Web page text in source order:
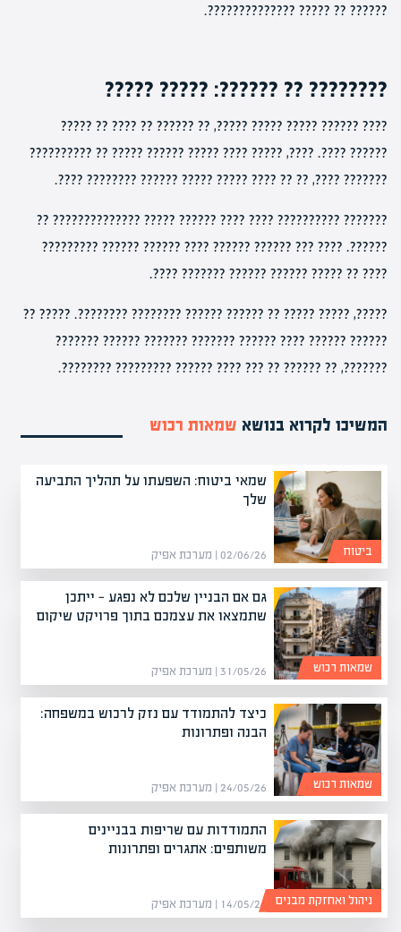
?????? ?? ????? ??????????????.
???????? ?? ??????: ????? ?????
???? ?????? ????? ????? ?????, ?? ?????? ?? ???? ?? ?????
?????? ????. ????, ????? ???? ????? ?????? ????? ?? ??????????
??????? ????, ?? ?? ???? ????? ????? ?????? ???????? ????.
??????? ?????????? ???? ???? ?????? ????? ?????????????? ??
??????. ???? ??? ?????? ?????? ???? ?????? ?????? ?????????
???? ?? ????? ?????? ?????? ??????? ????.
?????, ????? ????? ?? ?????? ?????? ???????? ????????. ????? ??
?????? ?????? ???? ?????? ??????? ??????? ?????? ???????
???????, ?? ?????? ?? ??? ???? ?????? ????????? ????????.
המשיכו לקרוא בנושא שמאות רכוש
שמאי ביטוח: השפעתו על תהליך התביעה
שלך
02/06/26 | מערכת אפיק ביטוח
גם אם הבניין שלכם לא נפגע — ייתכן
שתמצאו את עצמכם בתוך פרויקט שיקום
31/05/26 | מערכת אפיק שמאות רכוש
כיצד להתמודד עם נזק לרכוש במשפחה:
הבנה ופתרונות
24/05/26 | מערכת אפיק שמאות רכוש
התמודדות עם שריפות בבניינים
משותפים: אתגרים ופתרונות
14/05/26 | מערכת אפיק ניהול ואחזקת מבנים